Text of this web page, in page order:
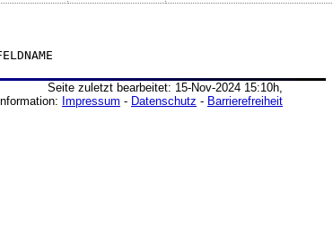
Seite zuletzt bearbeitet: 15-Nov-2024 15:10h,
Impressum - Datenschutz - Barrierefreiheit